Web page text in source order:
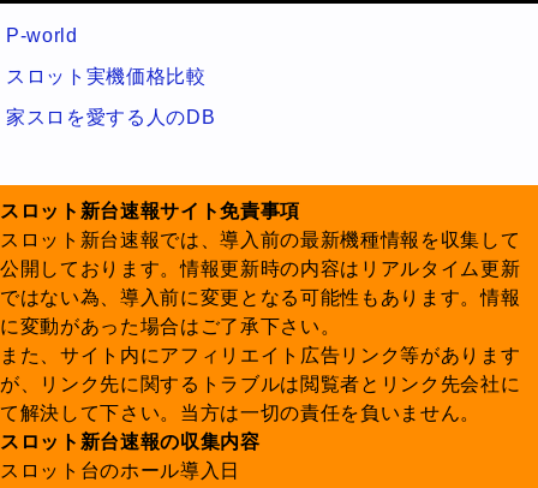
P-world
スロット実機価格比較
家スロを愛する人のDB
スロット新台速報サイト免責事項
スロット新台速報では、導入前の最新機種情報を収集して
公開しております。情報更新時の内容はリアルタイム更新
ではない為、導入前に変更となる可能性もあります。情報
に変動があった場合はご了承下さい。
また、サイト内にアフィリエイト広告リンク等があります
が、リンク先に関するトラブルは閲覧者とリンク先会社に
て解決して下さい。当方は一切の責任を負いません。
スロット新台速報の収集内容
スロット台のホール導入日